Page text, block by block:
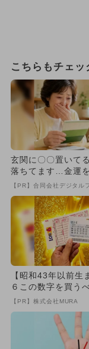
こちらもチェッ
玄関に〇〇置いて
落ちてます…金運を
法とは
【PR】合同会社デジタル
【昭和43年以前生
６この数字を買う
の数字が「完全一
方...
【PR】株式会社MURA